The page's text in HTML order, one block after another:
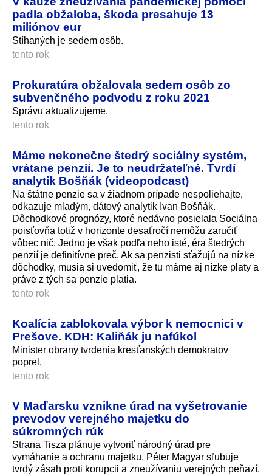
padla obžaloba, škoda presahuje 13
miliónov eur
Stíhaných je sedem osôb.
tento rok
Prokuratúra obžalovala sedem osôb zo
subvenčného podvodu z roku 2021
Správu aktualizujeme.
tento rok
Máme nekonečne štedrý sociálny systém,
vrátane penzií. Je to neudržateľné. Tvrdí
analytik Bošňák (videopodcast)
Na štátne penzie sa v žiadnom prípade nespoliehajte,
odkazuje mladým, dátový analytik Ivan Bošňák.
Dôchodkové prognózy, ktoré nedávno posielala Sociálna
poisťovňa totiž v horizonte desaťročí nemôžu zaručiť
vôbec nič. Jedno je však podľa neho isté, éra štedrých
penzií je definitívne preč. Ak sa penzisti sťažujú na nízke
dôchodky, musia si uvedomiť, že tu máme aj nízke platy a
práve z tých sa penzie platia.
tento rok
Koalícia zablokovala výbor k nemocnici v
Prešove. KDH: Kaliňák ju nafúkol
Minister obrany tvrdenia kresťanských demokratov
poprel.
tento rok
V Maďarsku vznikne úrad na vyšetrovanie
prevodov verejného majetku do
súkromných rúk
Strana Tisza plánuje vytvoriť národný úrad pre
vymáhanie a ochranu majetku. Péter Magyar sľubuje
tvrdý zásah proti korupcii a zneužívaniu verejných peňazí.